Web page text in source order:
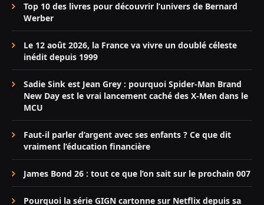
Top 10 des livres pour découvrir l’univers de Bernard
Werber
Le 12 août 2026, la France va vivre un doublé céleste
inédit depuis 1999
Sadie Sink est Jean Grey : pourquoi Spider-Man Brand
New Day est le vrai lancement caché des X-Men dans le
MCU
Faut-il parler d’argent avec ses enfants ? Ce que dit
vraiment l’éducation financière
James Bond 26 : tout ce que l’on sait sur le prochain 007
Pourquoi la série GIGN cartonne sur Netflix depuis sa